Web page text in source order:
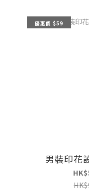
優惠價 $59
男裝印花